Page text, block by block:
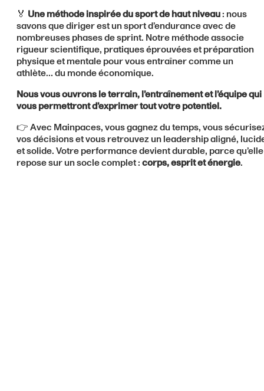
🏅 Une méthode inspirée du sport de haut niveau: nous
savons que diriger est un sport d’endurance avec de
nombreuses phases de sprint. Notre méthode associe
rigueur scientifique, pratiques éprouvées et préparation
physique et mentale pour vous entraîner comme un
athlète… du monde économique.
Nous vous ouvrons le terrain, l’entraînement et l’équipe qui
vous permettront d’exprimer tout votre potentiel.
👉 Avec Mainpaces, vous gagnez du temps, vous
vos décisions et vous retrouvez un leadership aligné,
et solide. Votre performance devient durable, parce qu’elle
repose sur un socle complet :corps, esprit et énergie.